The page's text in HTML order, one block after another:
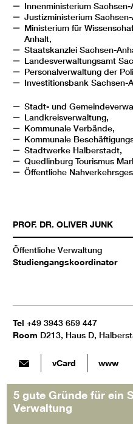
Innenministerium Sachsen-
Justizministerium
Ministerium für
Anhalt,
Staatskanzlei Sachsen-
Landesverwaltungsamt
Personalverwaltung der
Investitionsbank Sachsen-
Stadt- und
Landkreisverwaltung,
Kommunale Verbände,
Kommunale
Stadtwerke Halberstadt,
Quedlinburg Tourismus
Öffentliche
PROF. DR. OLIVER JUNK
Öffentliche Verwaltung
Studiengangskoordinator
Tel +49 3943 659 447
Room D213, Haus D,
vCard www
5 gute Gründe für ein
Verwaltung